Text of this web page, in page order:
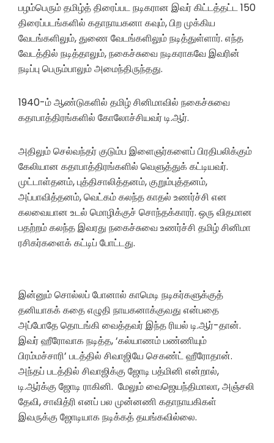
பழம்பெரும் தமிழ்த் திரைப்பட நடிகரான இவர் கிட்டத்தட்ட 150
திரைப்படங்களில் கதாநாயகனா கவும், பிற முக்கிய
வேடங்களிலும், துணை வேடங்களிலும் நடித்துள்ளார். எந்த
வேடத்தில் நடித்தாலும், நகைச்சுவை நடிகராகவே இவரின்
நடிப்பு பெரும்பாலும் அமைந்திருந்தது.
1940-ம் ஆண்டுகளில் தமிழ் சினிமாவில் நகைச்சுவை
கதாபாத்திரங்களில் கோலோச்சியவர் டி.ஆர்.
அதிலும் செல்வந்தர் குடும்ப இளைஞர்களைப் பிரதிபலிக்கும்
கேலியான கதாபாத்திரங்களில் வெளுத்துக் கட்டியவர்.
முட்டாள்தனம், புத்திசாலித்தனம், குறும்புத்தனம்,
அப்பாவித்தனம், வெட்கம் கலந்த காதல் உணர்ச்சி என
கலவையான உடல் மொழிக்குச் சொந்தக்காரர். ஒரு விதமான
பதற்றம் கலந்த இவரது நகைச்சுவை உணர்ச்சி தமிழ் சினிமா
ரசிகர்களைக் கட்டிப் போட்டது.
இன்னும் சொல்லப் போனால் காமெடி நடிகர்களுக்குத்
தனியாகக் கதை எழுதி நாயகனாக்குவது என்பதை
அப்போதே தொடங்கி வைத்தவர் இந்த ரியல் டி.ஆர்-தான்.
இவர் ஹீரோவாக நடித்த, ‘கல்யாணம் பண்ணியும்
பிரம்மச்சாரி’ படத்தில் சிவாஜியே செகண்ட் ஹீரோதான்.
அந்தப் படத்தில் சிவாஜிக்கு ஜோடி பத்மினி என்றால்,
டி.ஆர்க்கு ஜோடி ராகினி. மேலும் வைஜெயந்திமாலா, அஞ்சலி
தேவி, சாவித்ரி எனப் பல முன்னணி கதாநாயகிகள்
இவருக்கு ஜோடியாக நடிக்கத் தயங்கவில்லை.